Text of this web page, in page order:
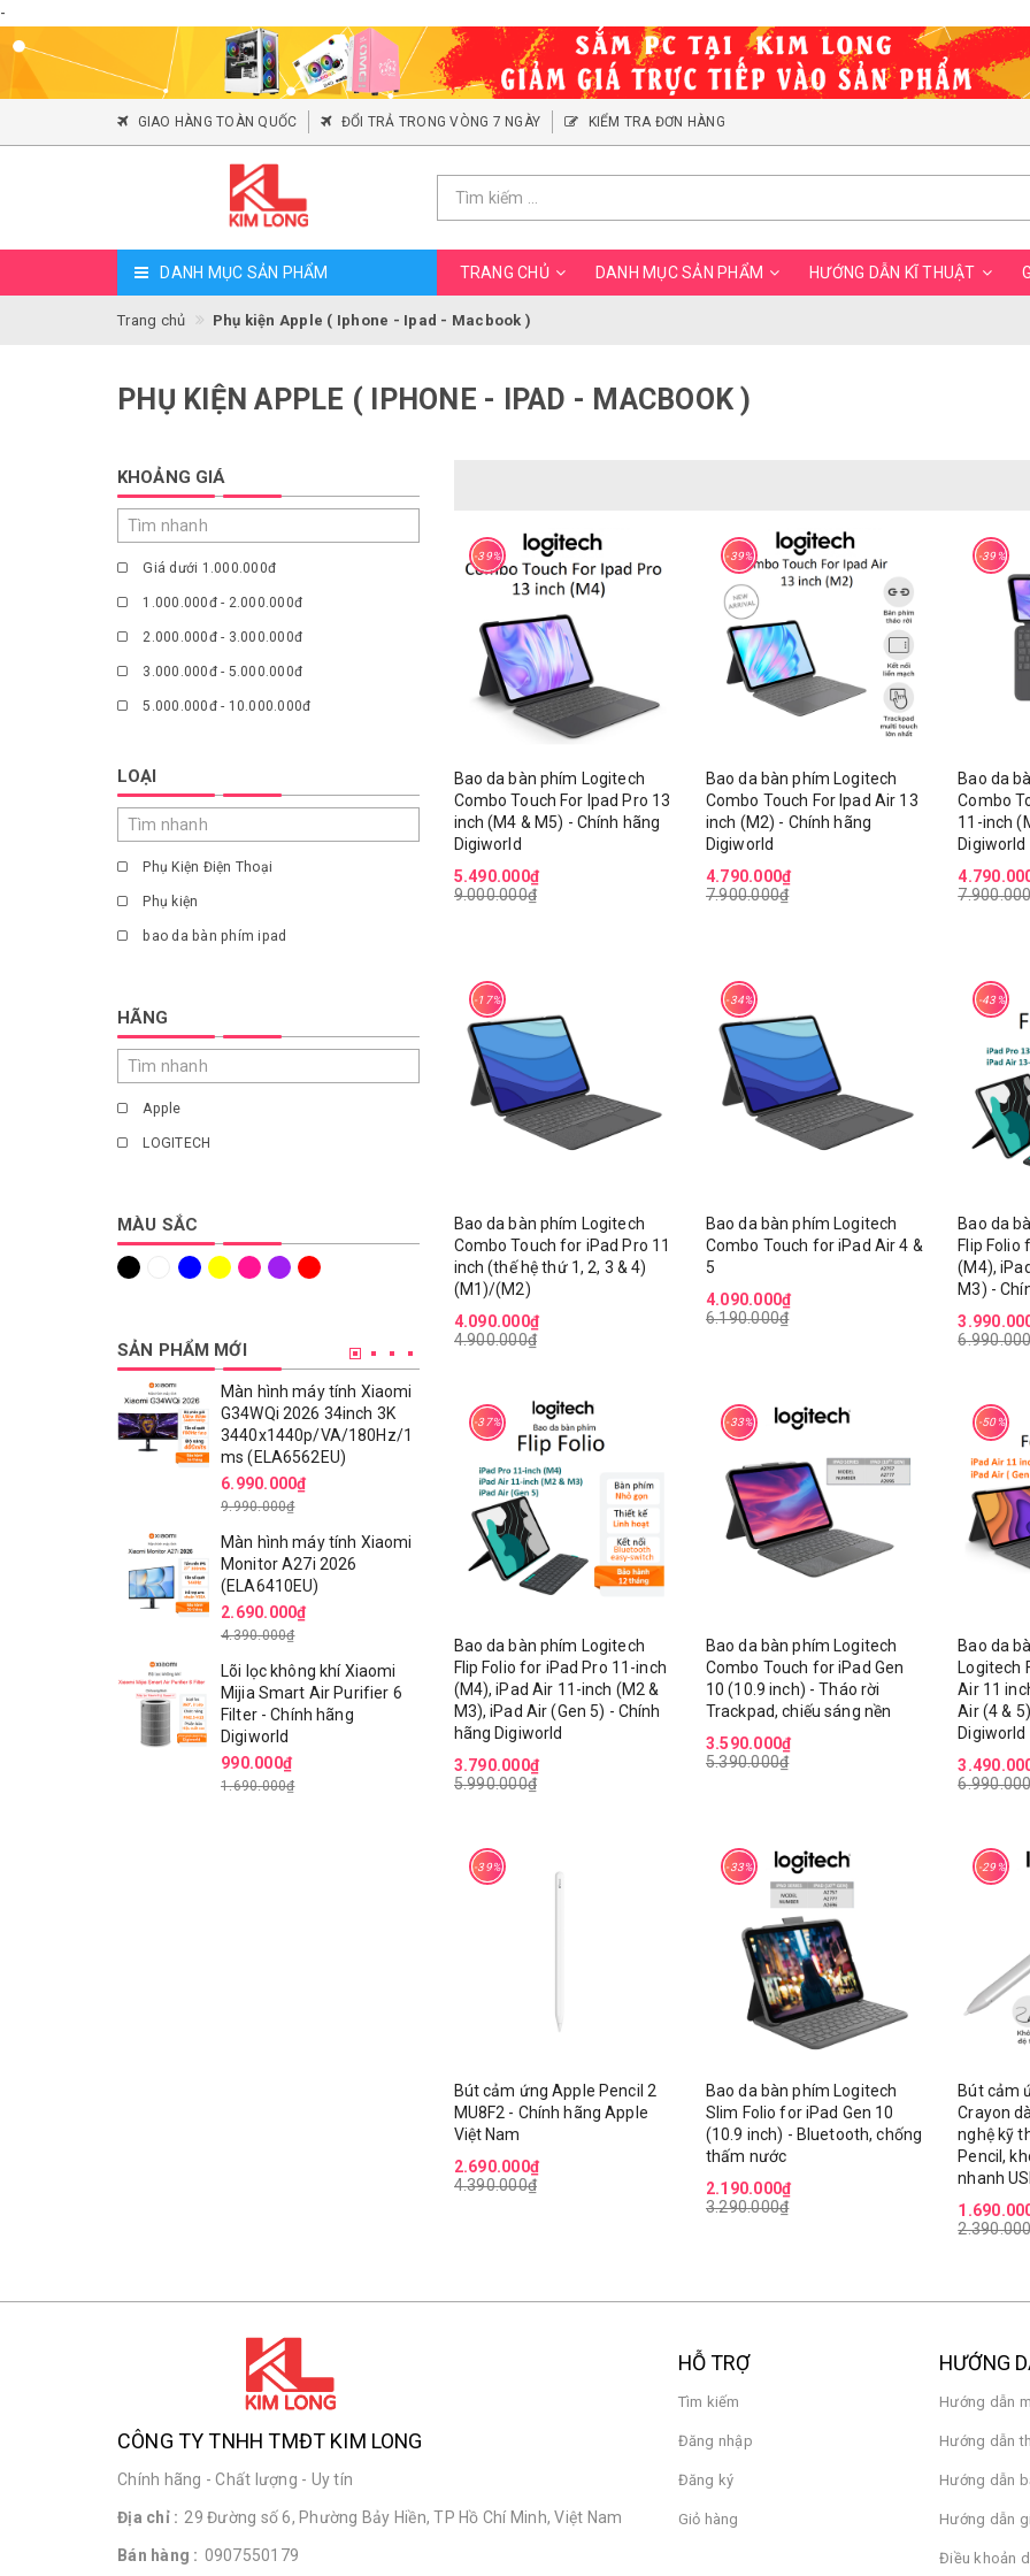
-
GIAO HÀNG TOÀN QUỐC ĐỔI TRẢ TRONG VÒNG 7 NGÀY KIỂM TRA ĐƠN HÀNG
DANH MỤC SẢN PHẨM TRANG CHỦ DANH MỤC SẢN PHẨM HƯỚNG DẪN KĨ THUẬT
Trang chủ Phụ kiện Apple ( Iphone - Ipad - Macbook )
PHỤ KIỆN APPLE ( IPHONE - IPAD - MACBOOK )
-39%
Bao da bàn phím Logitech
Combo Touch For Ipad Pro 13
inch (M4 & M5) - Chính hãng
Digiworld
5.490.000₫
9.000.000₫
-39%
Bao da bàn phím Logitech
Combo Touch For Ipad Air 13
inch (M2) - Chính hãng
Digiworld
4.790.000₫
7.900.000₫
-39%
Bao da
Combo
11-inch
Digiworld
-17%
Bao da bàn phím Logitech
Combo Touch for iPad Pro 11
inch (thế hệ thứ 1, 2, 3 & 4)
(M1)/(M2)
4.090.000₫
4.900.000₫
-34%
Bao da bàn phím Logitech
Combo Touch for iPad Air 4 &
5
4.090.000₫
6.190.000₫
-43%
Bao da
Flip Folio
(M4),
M3) -
-37%
Bao da bàn phím Logitech
Flip Folio for iPad Pro 11-inch
(M4), iPad Air 11-inch (M2 &
M3), iPad Air (Gen 5) - Chính
hãng Digiworld
3.790.000₫
5.990.000₫
-33%
Bao da bàn phím Logitech
Combo Touch for iPad Gen
10 (10.9 inch) - Tháo rời
Trackpad, chiếu sáng nền
3.590.000₫
5.390.000₫
-50%
Bao da
Logitech
Air 11
Air (4 &
Digiworld
-39%
Bút cảm ứng Apple Pencil 2
MU8F2 - Chính hãng Apple
Việt Nam
2.690.000₫
4.390.000₫
-33%
Bao da bàn phím Logitech
Slim Folio for iPad Gen 10
(10.9 inch) - Bluetooth, chống
thấm nước
2.190.000₫
3.290.000₫
-29%
Bút cảm
Crayon
nghệ kỹ
Pencil,
nhanh
KHOẢNG GIÁ
Giá dưới 1.000.000đ
1.000.000đ - 2.000.000đ
2.000.000đ - 3.000.000đ
3.000.000đ - 5.000.000đ
5.000.000đ - 10.000.000đ
LOẠI
Phụ Kiện Điện Thoại
Phụ kiện
bao da bàn phím ipad
HÃNG
Apple
LOGITECH
MÀU SẮC
SẢN PHẨM MỚI
Màn hình máy tính Xiaomi
G34WQi 2026 34inch 3K
3440x1440p/VA/180Hz/1
ms (ELA6562EU)
6.990.000₫
9.990.000₫
Màn hình máy tính Xiaomi
Monitor A27i 2026
(ELA6410EU)
2.690.000₫
4.390.000₫
Lõi lọc không khí Xiaomi
Mijia Smart Air Purifier 6
Filter - Chính hãng
Digiworld
990.000₫
1.690.000₫
AQUA AQF-ED1823T(W)
1.290.000₫
1.790.000₫
Google Tivi Xiaomi S Mini
LED 55 2026 L55MC-SSEA
11.900.000₫
19.900.000₫
15.900.000₫
24.900.000₫
LED 75 2026
20.900.000₫
31.900.000₫
Robot hút bụi lau
Xiaomi Robot
Pro EU
Desktop Air
EU (BHR9872EU)
2.190.000₫
3.890.000₫
CÔNG TY TNHH TMĐT KIM LONG
Chính hãng - Chất lượng - Uy tín
Địa chỉ : 29 Đường số 6, Phường Bảy Hiền, TP Hồ Chí Minh, Việt Nam
Bán hàng : 0907550179
HỖ TRỢ
Tìm kiếm
Đăng nhập
Đăng ký
Giỏ hàng
HƯỚNG
Hướng dẫn
Hướng dẫn
Hướng dẫn
Hướng dẫn
Điều khoản